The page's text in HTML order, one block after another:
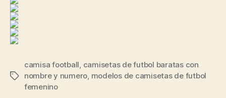
Etiquetas
camisa football, camisetas de futbol baratas con
nombre y numero, modelos de camisetas de futbol
femenino